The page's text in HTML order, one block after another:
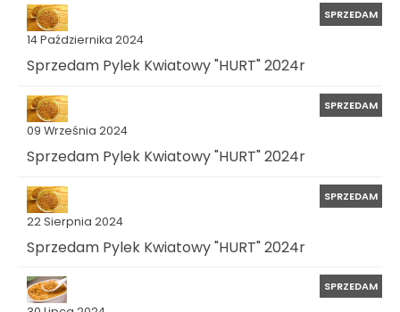
14 Października 2024
SPRZEDAM
Sprzedam Pylek Kwiatowy "HURT" 2024r
09 Września 2024
SPRZEDAM
Sprzedam Pylek Kwiatowy "HURT" 2024r
22 Sierpnia 2024
SPRZEDAM
Sprzedam Pylek Kwiatowy "HURT" 2024r
SPRZEDAM